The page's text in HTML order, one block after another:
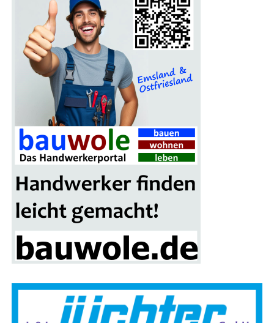
stat­tungs­merk­ma­le ach­ten und Früh­bu­cher- sowie Flex-
Optio­nen sichern. Dann steht einer erhol­sa­men Aus­zeit
voll unver­gess­li­cher Momen­te nichts im Wege.
Tipp zur Buchung: Nut­zen Sie per­
sön­li­che Bera­tung vor Ort
Gibt es Unsi­cher­hei­ten, wel­ches Resort oder wel­che
Regi­on am bes­ten passt? Erfah­re­ne Rei­se-Exper­ten
unter­stüt­zen ger­ne bei der Aus­wahl. Die Pro­fis von
land PRO­FiL Rei­senken­nen die bes­ten Fami­li­en­ho­tels
per­sön­lich und bera­ten indi­vi­du­ell zu kin­der­freund­li­chen
Anla­gen, opti­ma­len Flug­zei­ten und fle­xi­blen
Tarifoptionen.
Besu­chen Sie die Rei­se-Exper­ten vor Ort in den
Filialen: